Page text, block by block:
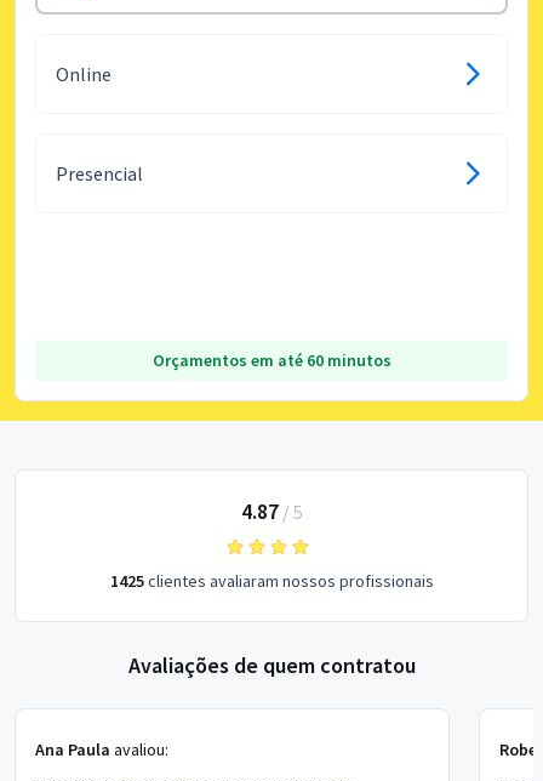
Online
Presencial
Orçamentos em até 60 minutos
4.87/ 5
1425clientes avaliaram nossos profissionais
Avaliações de quem contratou
Ana Paula avaliou: